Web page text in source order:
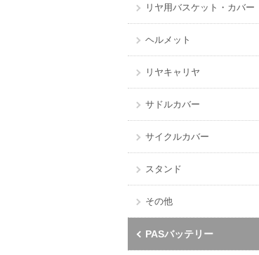
リヤ用バスケット・カバー
ヘルメット
リヤキャリヤ
サドルカバー
サイクルカバー
スタンド
その他
PASバッテリー